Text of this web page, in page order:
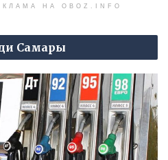
НА OBOZ.INFO
Самары